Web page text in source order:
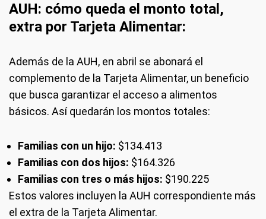
AUH: cómo queda el monto total,
extra por Tarjeta Alimentar:
Además de la AUH, en abril se abonará el
complemento de la Tarjeta Alimentar, un beneficio
que busca garantizar el acceso a alimentos
básicos. Así quedarán los montos totales:
Familias con un hijo: $134.413
Familias con dos hijos: $164.326
Familias con tres o más hijos: $190.225
Estos valores incluyen la AUH correspondiente más
el extra de la Tarjeta Alimentar.